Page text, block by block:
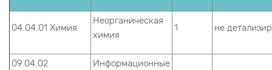
04.04.01 Химия
Неорганическая
химия
1 не
09.04.02
Информационные